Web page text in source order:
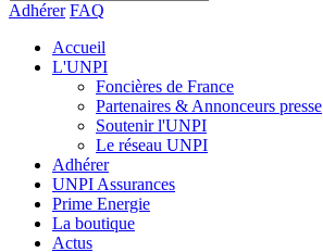
Adhérer FAQ
Accueil
L'UNPI
Foncières de France
Partenaires & Annonceurs presse
Soutenir l'UNPI
Le réseau UNPI
Adhérer
UNPI Assurances
Prime Energie
La boutique
Actus